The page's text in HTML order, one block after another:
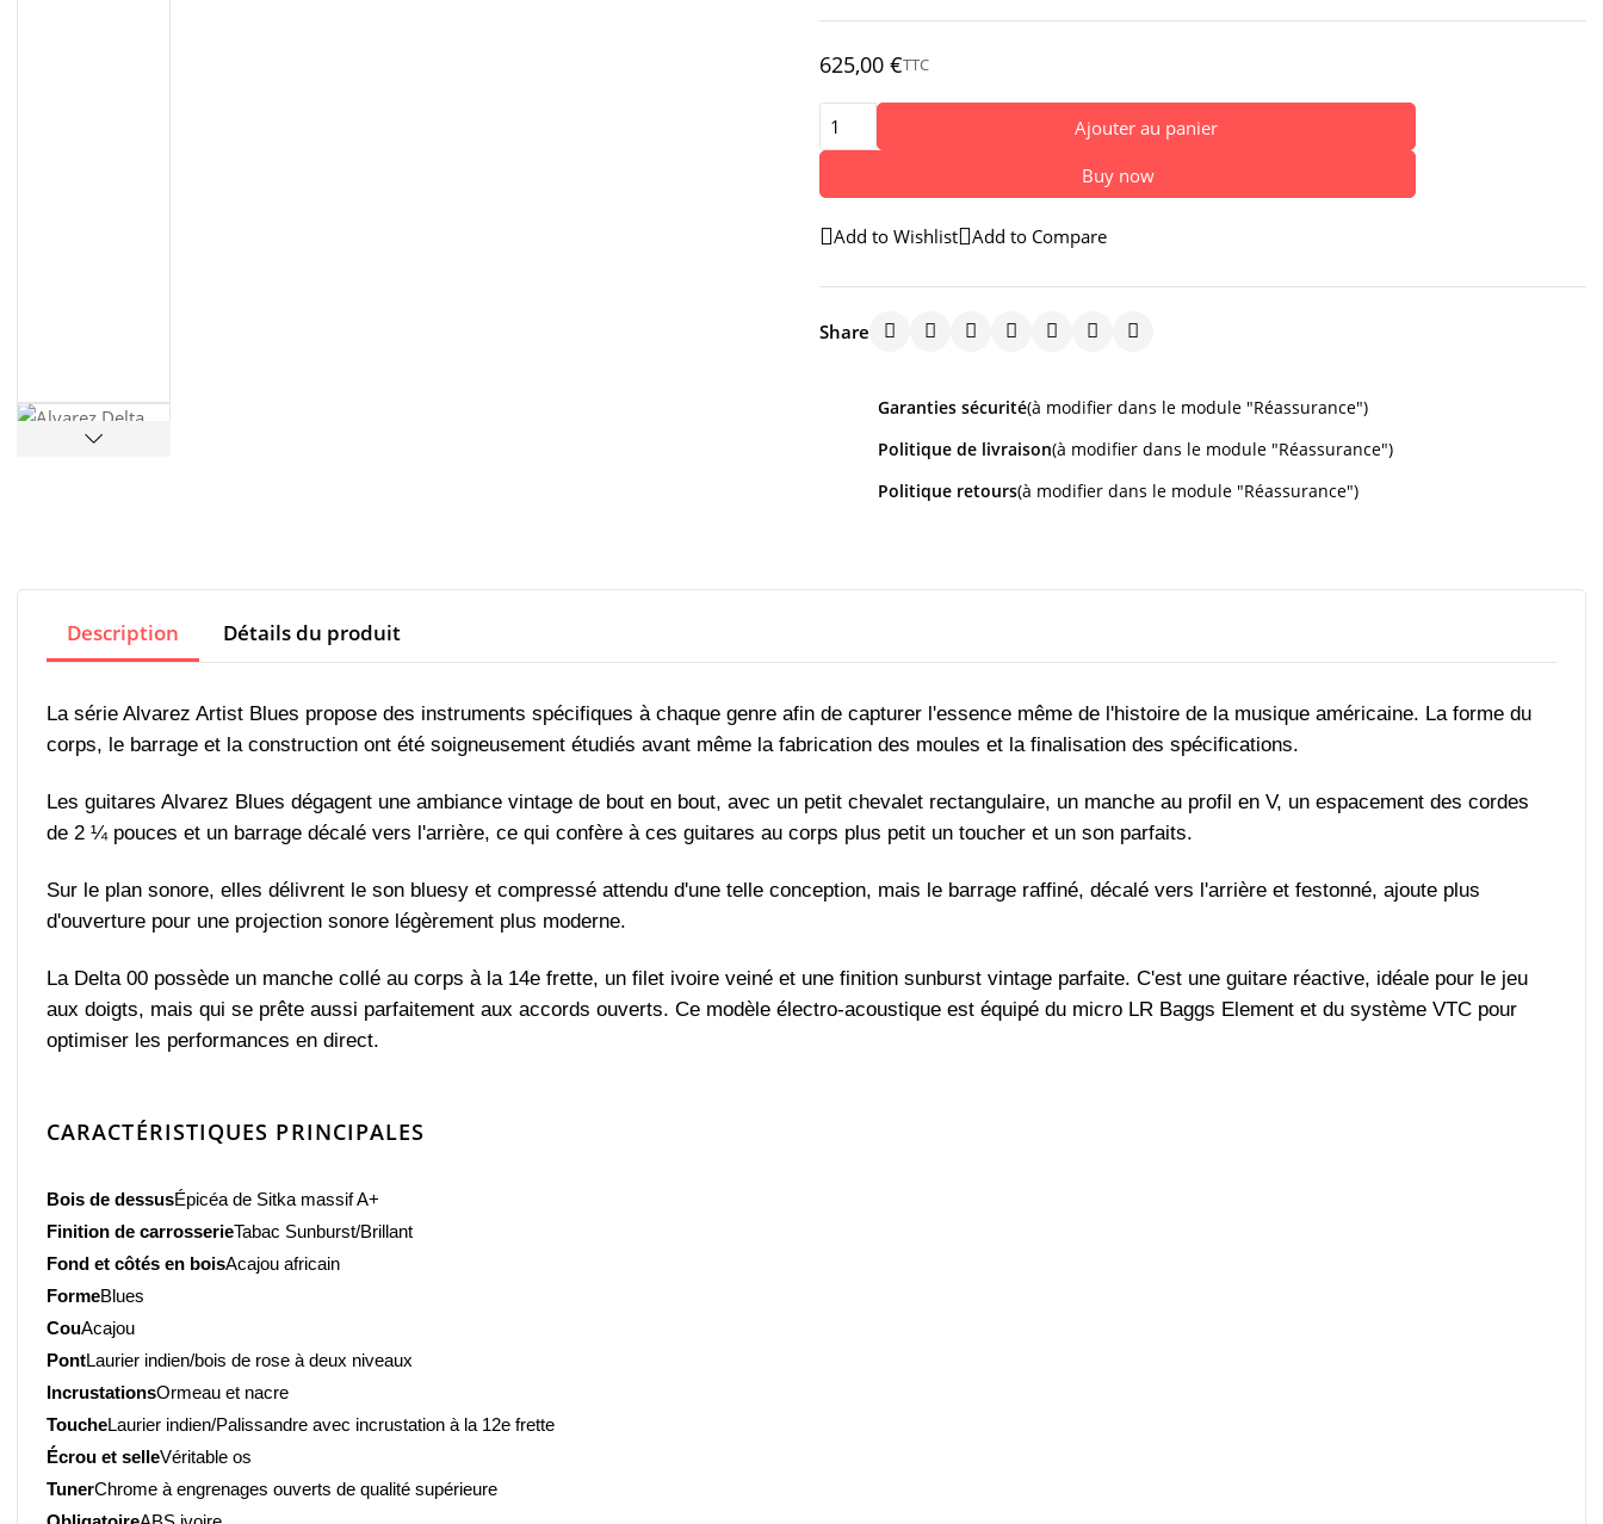
625,00 €TTC
Ajouter au panier
Buy now
Add to Wishlist Add to Compare
Share
Garanties sécurité(à modifier dans le module "Réassurance")
Politique de livraison(à modifier dans le module "Réassurance")
Politique retours(à modifier dans le module "Réassurance")
Description Détails du produit
La série Alvarez Artist Blues propose des instruments spécifiques à chaque genre afin de capturer l'essence même de l'histoire de la musique américaine. La forme du
corps, le barrage et la construction ont été soigneusement étudiés avant même la fabrication des moules et la finalisation des spécifications.
Les guitares Alvarez Blues dégagent une ambiance vintage de bout en bout, avec un petit chevalet rectangulaire, un manche au profil en V, un espacement des cordes
de 2 ¼ pouces et un barrage décalé vers l'arrière, ce qui confère à ces guitares au corps plus petit un toucher et un son parfaits.
Sur le plan sonore, elles délivrent le son bluesy et compressé attendu d'une telle conception, mais le barrage raffiné, décalé vers l'arrière et festonné, ajoute plus
d'ouverture pour une projection sonore légèrement plus moderne.
La Delta 00 possède un manche collé au corps à la 14e frette, un filet ivoire veiné et une finition sunburst vintage parfaite. C'est une guitare réactive, idéale pour le jeu
aux doigts, mais qui se prête aussi parfaitement aux accords ouverts. Ce modèle électro-acoustique est équipé du micro LR Baggs Element et du système VTC pour
optimiser les performances en direct.
CARACTÉRISTIQUES PRINCIPALES
Bois de dessusÉpicéa de Sitka massif A+
Finition de carrosserieTabac Sunburst/Brillant
Fond et côtés en boisAcajou africain
FormeBlues
CouAcajou
PontLaurier indien/bois de rose à deux niveaux
IncrustationsOrmeau et nacre
ToucheLaurier indien/Palissandre avec incrustation à la 12e frette
Écrou et selleVéritable os
TunerChrome à engrenages ouverts de qualité supérieure